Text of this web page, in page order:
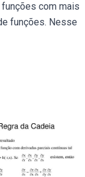
com mais
funções. Nesse